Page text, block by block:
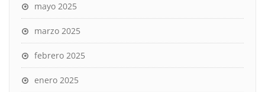
mayo 2025
marzo 2025
febrero 2025
enero 2025